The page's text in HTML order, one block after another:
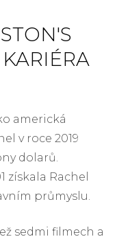
americká
v roce 2019
dolarů.
získala Rachel
průmyslu.
sedmi filmech a